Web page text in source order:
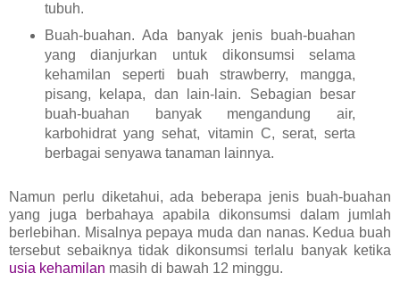
tubuh.
Buah-buahan. Ada banyak jenis buah-buahan
yang dianjurkan untuk dikonsumsi selama
kehamilan seperti buah strawberry, mangga,
pisang, kelapa, dan lain-lain. Sebagian besar
buah-buahan banyak mengandung air,
karbohidrat yang sehat, vitamin C, serat, serta
berbagai senyawa tanaman lainnya.
Namun perlu diketahui, ada beberapa jenis buah-buahan
yang juga berbahaya apabila dikonsumsi dalam jumlah
berlebihan. Misalnya pepaya muda dan nanas. Kedua buah
tersebut sebaiknya tidak dikonsumsi terlalu banyak ketika
usia kehamilan masih di bawah 12 minggu.